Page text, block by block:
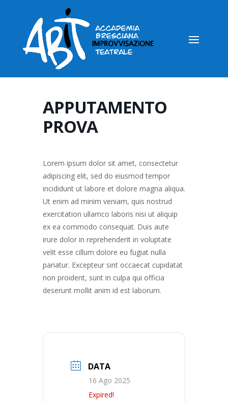
APPUTAMENTO
PROVA
Lorem ipsum dolor sit amet, consectetur
adipiscing elit, sed do eiusmod tempor
incididunt ut labore et dolore magna aliqua.
Ut enim ad minim veniam, quis nostrud
exercitation ullamco laboris nisi ut aliquip
ex ea commodo consequat. Duis aute
irure dolor in reprehenderit in voluptate
velit esse cillum dolore eu fugiat nulla
pariatur. Excepteur sint occaecat cupidatat
non proident, sunt in culpa qui officia
deserunt mollit anim id est laborum.
DATA
16 Ago 2025
Expired!